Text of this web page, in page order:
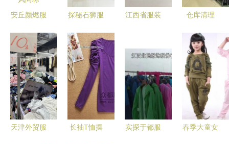
安丘颜燃服
业的品质标
杆与时尚风
向标
探秘石狮服
优洛可、路
莎、紫涵女
装与老年人
用品批发全
攻略
江西省服装
采购的枢
纽，欢迎垂
询
仓库清理
装尾货批发
清仓特惠
天津外贸服
长袖T恤摆
实探于都服
春季大童女